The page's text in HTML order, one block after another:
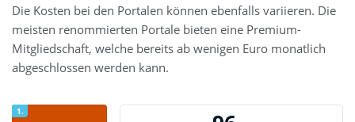
Die Kosten bei den Portalen können ebenfalls variieren. Die
meisten renommierten Portale bieten eine Premium-
Mitgliedschaft, welche bereits ab wenigen Euro monatlich
abgeschlossen werden kann.
1.